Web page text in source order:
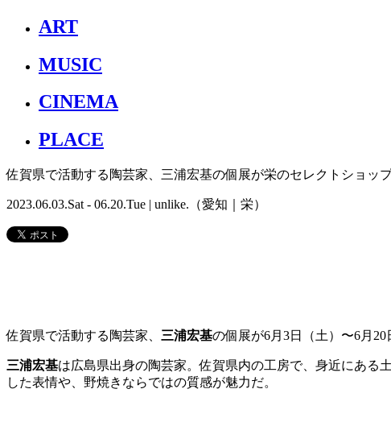
ART
MUSIC
CINEMA
PLACE
佐賀県で活動する陶芸家、三浦宏基の個展が栄のセレクトショップ
2023.06.03.Sat - 06.20.Tue | unlike.（愛知｜栄）
佐賀県で活動する陶芸家、 三浦宏基の個展が6月 3日（土）〜6月 20
三浦宏基は広島県出身の陶芸家。佐賀県内の工房で、身近にある
した表情や、野焼きならではの質感が魅力だ。